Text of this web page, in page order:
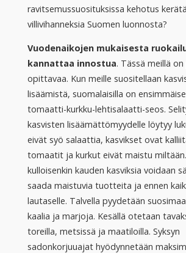
ravitsemussuosituksissa kehotus kerätä
villivihanneksia Suomen luonnosta?
Vuodenaikojen mukaisesta
kannattaa innostua. Tässä meillä
opittavaa. Kun meille suositellaan
lisäämistä, suomalaisilla on
tomaatti-kurkku-lehtisalaatti-seos.
kasvisten lisäämättömyydelle löytyy
eivät syö salaattia, kasvikset ovat
tomaatit ja kurkut eivät maistu
kulloisenkin kauden kasviksia voidaan
saada maistuvia tuotteita ja ennen
lautaselle. Talvella pyydetään
kaalia ja marjoja. Kesällä otetaan
toreilla, metsissä ja maatiloilla. Syksyn
sadonkorjuuajat hyödynnetään